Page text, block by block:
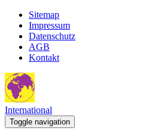
Sitemap
Impressum
Datenschutz
AGB
Kontakt
International
Toggle navigation